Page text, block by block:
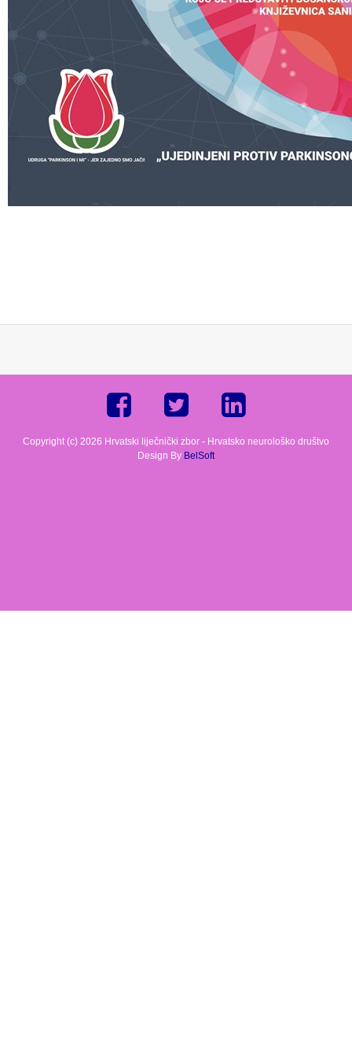
Copyright (c) 2026 Hrvatski liječnički zbor - Hrvatsko neurološko društvo
Design By BelSoft